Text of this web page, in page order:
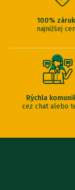
100%
najnižšej
Rýchla
cez chat alebo